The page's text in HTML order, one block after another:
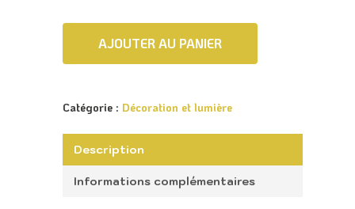
AJOUTER AU PANIER
Catégorie : Décoration et lumière
Description
Informations complémentaires